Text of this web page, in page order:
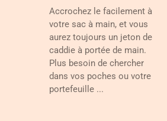
Accrochez le facilement à
votre sac à main, et vous
aurez toujours un jeton de
caddie à portée de main.
Plus besoin de chercher
dans vos poches ou votre
portefeuille ...